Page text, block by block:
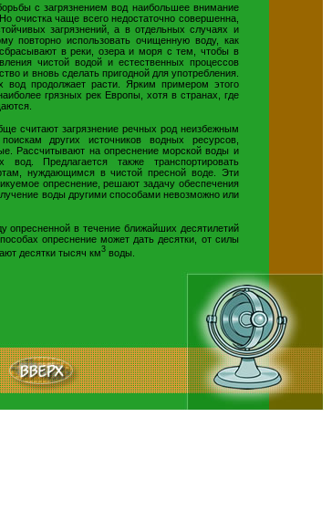
с загрязнением вод наибольшее внимание
очистка чаще всего недостаточно совершенна,
загрязнений, а в отдельных случаях и
повторно использовать очищенную воду, как
в реки, озера и моря с тем, чтобы в
чистой водой и естественных процессов
и вновь сделать пригодной для употребления.
вод продолжает расти. Ярким примером этого
грязных рек Европы, хотя в странах, где
считают загрязнение речных род неизбежным
других источников водных ресурсов,
Рассчитывают на опреснение морской воды и
вод. Предлагается также транспортировать
нуждающимся в чистой пресной воде. Эти
опреснение, решают задачу обеспечения
воды другими способами невозможно или
опресненной в течение ближайших десятилетий
опреснение может дать десятки, от силы
десятки тысяч км3 воды.